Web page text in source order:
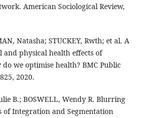
American Sociological Review,
Natasha; STUCKEY, Rwth; et al. A
physical health effects of
we optimise health? BMC Public
2020.
B.; BOSWELL, Wendy R. Blurring
of Integration and Segmentation